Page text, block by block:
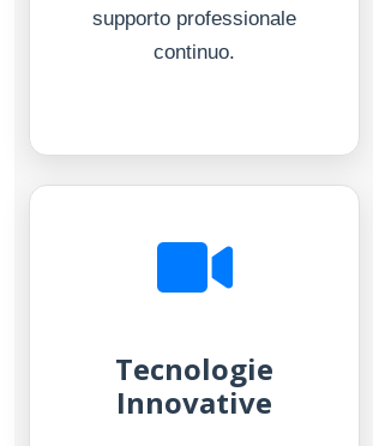
supporto professionale
continuo.
Tecnologie
Innovative